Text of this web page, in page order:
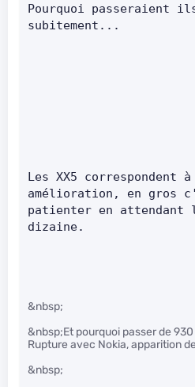
Pourquoi passeraient
subitement...
Les XX5 correspondent
amélioration, en gros
patienter en attendant
dizaine.
&nbsp;
&nbsp;Et pourquoi passer de
Rupture avec Nokia, apparition
&nbsp;